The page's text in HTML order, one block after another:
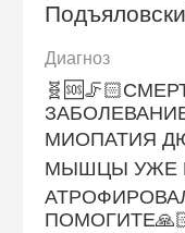
Диагноз
МИОПАТИЯ
МЫШЦЫ УЖЕ